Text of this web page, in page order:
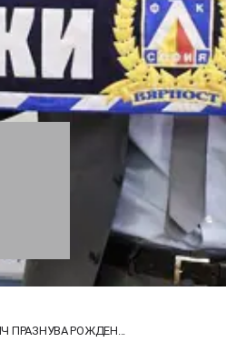
ПРАЗНУВА РОЖДЕН...